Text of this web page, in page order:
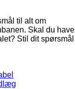
til alt om
Skal du have
Stil dit spørsmål